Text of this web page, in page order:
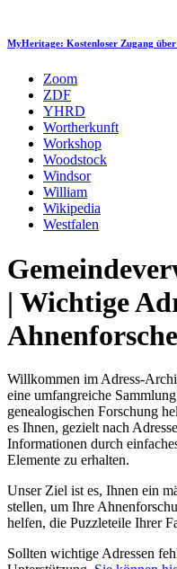
MyHeritage: Kostenloser Zugang
Zoom
ZDF
YHRD
Wortherkunft
Workshop
Woodstock
Windsor
William
Wikipedia
Westfalen
| Wichtige
Willkommen im Adress-
eine umfangreiche
genealogischen Forschung
es Ihnen, gezielt nach
Informationen durch
Elemente zu erhalten.
Unser Ziel ist es, Ihnen ein
stellen, um Ihre
helfen, die Puzzleteile Ihrer
Sollten wichtige Adressen